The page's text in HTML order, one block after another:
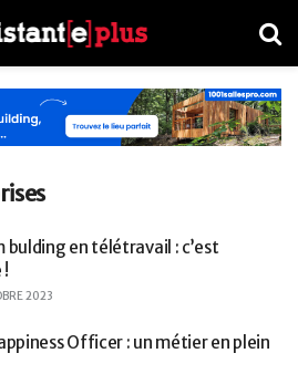
bulding en télétravail : c’est
!
2023
Officer : un métier en plein